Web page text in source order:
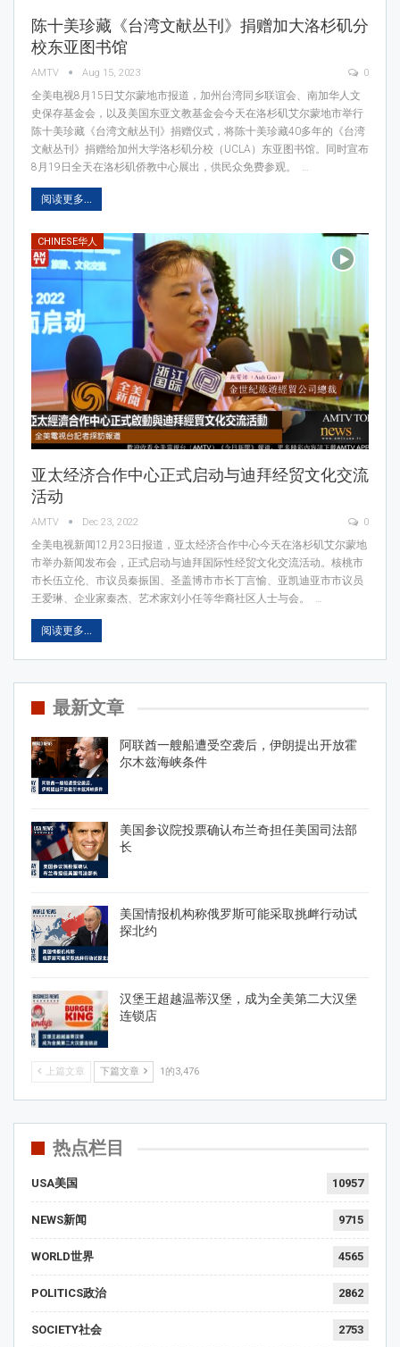
陈十美珍藏《台湾文献丛刊》捐赠加大洛杉矶分
校东亚图书馆
AMTV Aug 15, 2023 0
全美电视8月15日艾尔蒙地市报道，加州台湾同乡联谊会、南加华人文
史保存基金会，以及美国东亚文教基金会今天在洛杉矶艾尔蒙地市举行
陈十美珍藏《台湾文献丛刊》捐赠仪式，将陈十美珍藏40多年的《台湾
文献丛刊》捐赠给加州大学洛杉矶分校（UCLA）东亚图书馆。同时宣布
8月19日全天在洛杉矶侨教中心展出，供民众免费参观。 …
阅读更多...
CHINESE华人
亚太经济合作中心正式启动与迪拜经贸文化交流
活动
AMTV Dec 23, 2022 0
全美电视新闻12月23日报道，亚太经济合作中心今天在洛杉矶艾尔蒙地
市举办新闻发布会，正式启动与迪拜国际性经贸文化交流活动。核桃市
市长伍立伦、市议员秦振国、圣盖博市市长丁言愉、亚凯迪亚市市议员
王爱琳、企业家秦杰、艺术家刘小任等华裔社区人士与会。 …
阅读更多...
最新文章
阿联酋一艘船遭受空袭后，伊朗提出开放霍
尔木兹海峡条件
美国参议院投票确认布兰奇担任美国司法部
长
美国情报机构称俄罗斯可能采取挑衅行动试
探北约
汉堡王超越温蒂汉堡，成为全美第二大汉堡
连锁店
上篇文章 下篇文章 1的3,476
热点栏目
USA美国 10957
NEWS新闻 9715
WORLD世界 4565
POLITICS政治 2862
SOCIETY社会 2753